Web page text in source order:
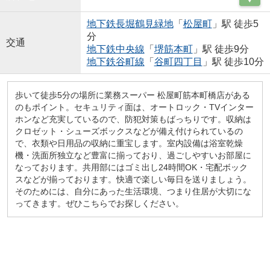
交通
地下鉄長堀鶴見緑地「 松屋町」駅 徒歩5
分
地下鉄中央線 「 堺筋本町」駅 徒歩9分
地下鉄谷町線 「 谷町四丁目 」駅 徒歩10分
歩いて徒歩5分の場所に業務スーパー 松屋町筋本町橋店がある
のもポイント。セキュリティ面は、オートロック・TVインター
ホンなど充実しているので、防犯対策もばっちりです。収納は
クロゼット・シューズボックスなどが備え付けられているの
で、衣類や日用品の収納に重宝します。室内設備は浴室乾燥
機・洗面所独立など豊富に揃っており、過ごしやすいお部屋に
なっております。共用部にはゴミ出し24時間OK・宅配ボック
スなどが揃っております。快適で楽しい毎日を送りましょう。
そのためには、自分にあった生活環境、つまり住居が大切にな
ってきます。ぜひこちらでお探しください。